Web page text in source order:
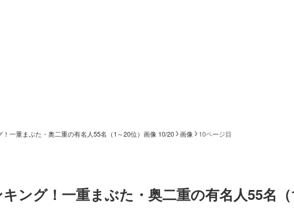
一重まぶた・奥二重の有名人55名（1～20位）画像 10/20 画像 10ページ目
ング！一重まぶた・奥二重の有名人55名